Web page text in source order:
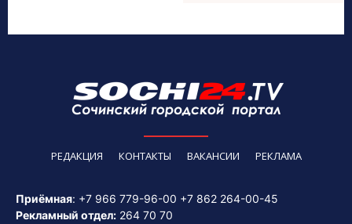
РЕДАКЦИЯ КОНТАКТЫ ВАКАНСИИ РЕКЛАМА
Приёмная: +7 966 779-96-00 +7 862 264-00-45
Рекламный отдел: 264 70 70